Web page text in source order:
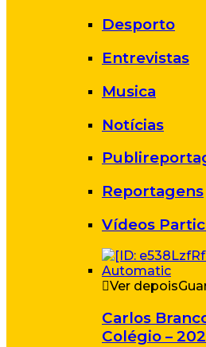
Desporto
Entrevistas
Musica
Notícias
Reportagens
Vídeos
Ver depois
Carlos
Colégio –